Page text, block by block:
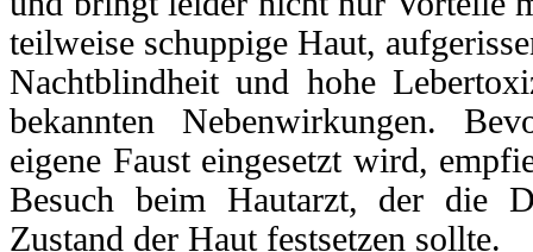
teilweise schuppige Haut,
Nachtblindheit und hohe
bekannten Nebenwirkungen.
eigene Faust eingesetzt wird,
Besuch beim Hautarzt, der die
Zustand der Haut festsetzen sollte.